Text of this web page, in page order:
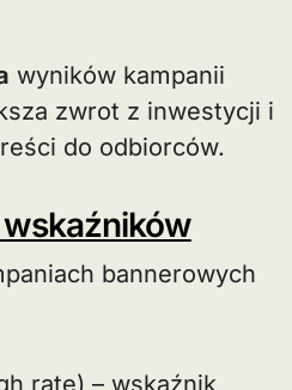
wyników kampanii
zwrot z inwestycji i
do odbiorców.
bannerowych
rate) – wskaźnik